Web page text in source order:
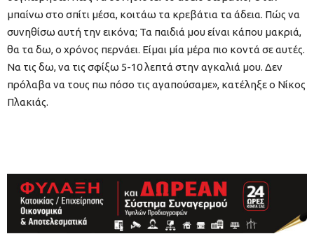
μπαίνω στο σπίτι μέσα, κοιτάω τα κρεβάτια τα άδεια. Πώς να
συνηθίσω αυτή την εικόνα; Τα παιδιά μου είναι κάπου μακριά,
θα τα δω, ο χρόνος περνάει. Είμαι μία μέρα πιο κοντά σε αυτές.
Να τις δω, να τις σφίξω 5-10 λεπτά στην αγκαλιά μου. Δεν
πρόλαβα να τους πω πόσο τις αγαπούσαμε», κατέληξε ο Νίκος
Πλακιάς.